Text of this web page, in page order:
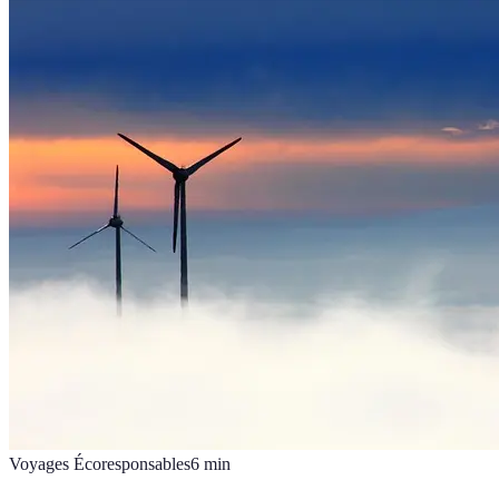
Voyages Écoresponsables6 min